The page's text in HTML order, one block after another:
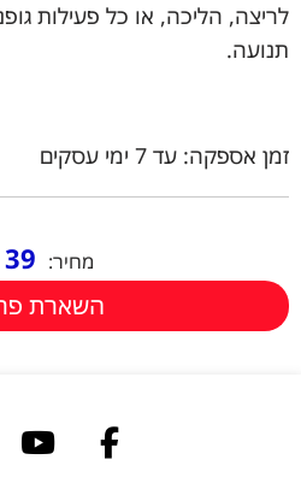
לריצה, הליכה, או כל פעילות
תנועה.
זמן אספקה: עד 7 ימי עסקים
מחיר: 39
השארת